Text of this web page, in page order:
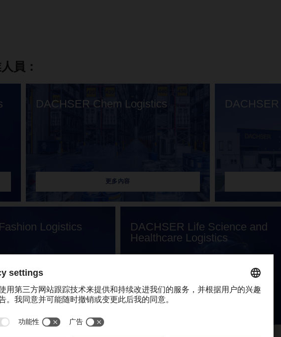
員：
DACHSER Chem Logistics
更多內容
Logistics
更多內容
DACHSER Life Science and
Healthcare Logistics